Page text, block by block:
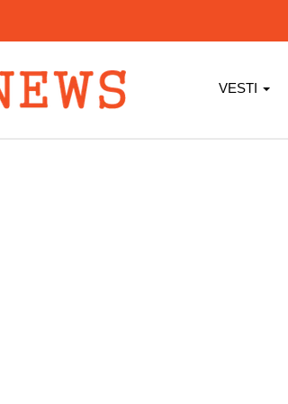
VESTI